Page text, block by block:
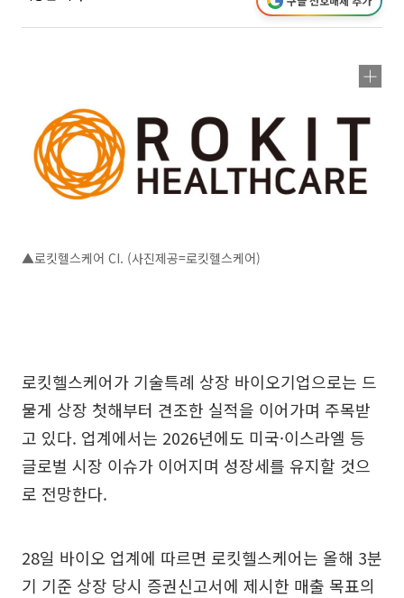
▲로킷헬스케어 CI. (사진제공=로킷헬스케어)
로킷헬스케어가 기술특례 상장 바이오기업으로는 드
물게 상장 첫해부터 견조한 실적을 이어가며 주목받
고 있다. 업계에서는 2026년에도 미국·이스라엘 등
글로벌 시장 이슈가 이어지며 성장세를 유지할 것으
로 전망한다.
28일 바이오 업계에 따르면 로킷헬스케어는 올해 3분
기 기준 상장 당시 증권신고서에 제시한 매출 목표의